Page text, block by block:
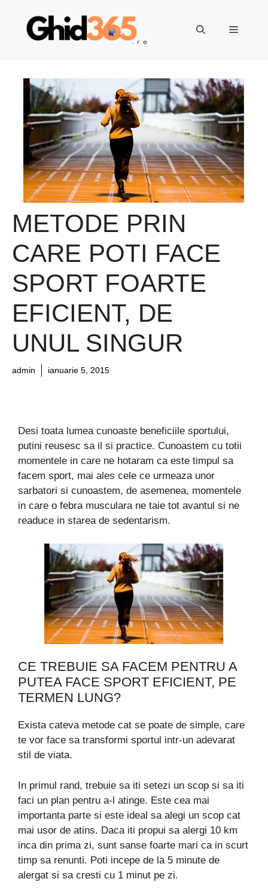
conținut
Meniu
METODE PRIN
CARE POTI FACE
SPORT FOARTE
EFICIENT, DE
UNUL SINGUR
admin ianuarie 5, 2015
Desi toata lumea cunoaste beneficiile sportului,
putini reusesc sa il si practice. Cunoastem cu totii
momentele in care ne hotaram ca este timpul sa
facem sport, mai ales cele ce urmeaza unor
sarbatori si cunoastem, de asemenea, momentele
in care o febra musculara ne taie tot avantul si ne
readuce in starea de sedentarism.
CE TREBUIE SA FACEM PENTRU A
PUTEA FACE SPORT EFICIENT, PE
TERMEN LUNG?
Exista cateva metode cat se poate de simple, care
te vor face sa transformi sportul intr-un adevarat
stil de viata.
In primul rand, trebuie sa iti setezi un scop si sa iti
faci un plan pentru a-l atinge. Este cea mai
importanta parte si este ideal sa alegi un scop cat
mai usor de atins. Daca iti propui sa alergi 10 km
inca din prima zi, sunt sanse foarte mari ca in scurt
timp sa renunti. Poti incepe de la 5 minute de
alergat si sa cresti cu 1 minut pe zi.